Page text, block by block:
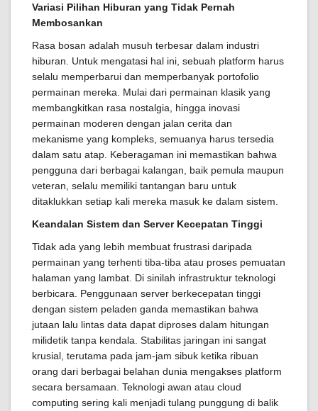
Variasi Pilihan Hiburan yang Tidak Pernah
Membosankan
Rasa bosan adalah musuh terbesar dalam industri
hiburan. Untuk mengatasi hal ini, sebuah platform harus
selalu memperbarui dan memperbanyak portofolio
permainan mereka. Mulai dari permainan klasik yang
membangkitkan rasa nostalgia, hingga inovasi
permainan moderen dengan jalan cerita dan
mekanisme yang kompleks, semuanya harus tersedia
dalam satu atap. Keberagaman ini memastikan bahwa
pengguna dari berbagai kalangan, baik pemula maupun
veteran, selalu memiliki tantangan baru untuk
ditaklukkan setiap kali mereka masuk ke dalam sistem.
Keandalan Sistem dan Server Kecepatan Tinggi
Tidak ada yang lebih membuat frustrasi daripada
permainan yang terhenti tiba-tiba atau proses pemuatan
halaman yang lambat. Di sinilah infrastruktur teknologi
berbicara. Penggunaan server berkecepatan tinggi
dengan sistem peladen ganda memastikan bahwa
jutaan lalu lintas data dapat diproses dalam hitungan
milidetik tanpa kendala. Stabilitas jaringan ini sangat
krusial, terutama pada jam-jam sibuk ketika ribuan
orang dari berbagai belahan dunia mengakses platform
secara bersamaan. Teknologi awan atau cloud
computing sering kali menjadi tulang punggung di balik